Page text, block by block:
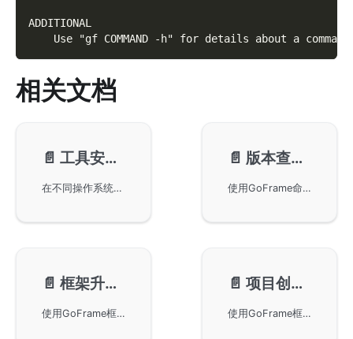
ADDITIONAL
Use "gf COMMAND -h" for details about a
相关文档
📄️ 工具安装-install
在不同操作系统上安装GoFrame工具，包括MacOS和Windows系统的安装方法。提供了预编译二进制文件的下载地址以及通过go install命令进行安装的方法，确保gf工具能够正确安装并在系统环境变量中使用。
📄️ 版本查看-version
使用GoFrame命令行工具查看版本信息，包括gf -v和gf version的使用方式。内容涵盖不同版本的使用示例，展示GoFrame在项目中的具体版本信息，并说明CLI编译细节和注意事项，帮助用户准确理解GoFrame版本与Golang及相关技术的关系。
📄️ 框架升级-up
使用GoFrame框架的gf up命令进行版本升级。gf up命令可以同时更新主框架和CLI工具版本，并自动修复升级过程中的不兼容代码变更。本文提供详细的使用方式、命令选项及使用示例，帮助用户安全高效地完成升级操作。
📄️ 项目创建-init
使用GoFrame框架提供的gf init命令创建项目。自v2版本起，项目创建更快速，不再依赖远端，模板已内置于二进制文件中。您可以按照需要选择初始化单仓或大仓项目模式，并灵活调整生成的目录结构以适应实际业务需求。